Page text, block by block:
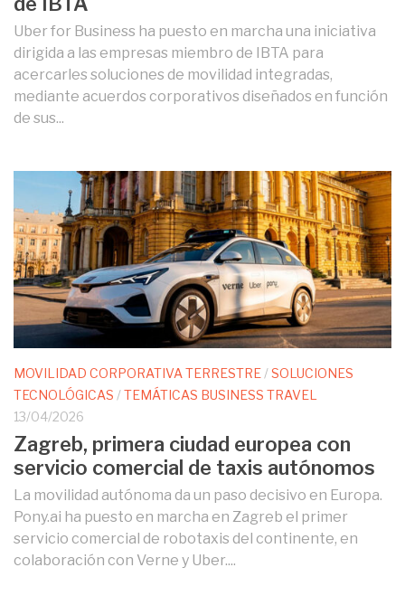
Uber for Business ha puesto en marcha una iniciativa
dirigida a las empresas miembro de IBTA para
acercarles soluciones de movilidad integradas,
mediante acuerdos corporativos diseñados en función
de sus...
MOVILIDAD CORPORATIVA TERRESTRE/SOLUCIONES
TECNOLÓGICAS /TEMÁTICAS BUSINESS TRAVEL
13/04/2026
Zagreb, primera ciudad europea con
servicio comercial de taxis autónomos
La movilidad autónoma da un paso decisivo en Europa.
Pony.ai ha puesto en marcha en Zagreb el primer
servicio comercial de robotaxis del continente, en
colaboración con Verne y Uber....